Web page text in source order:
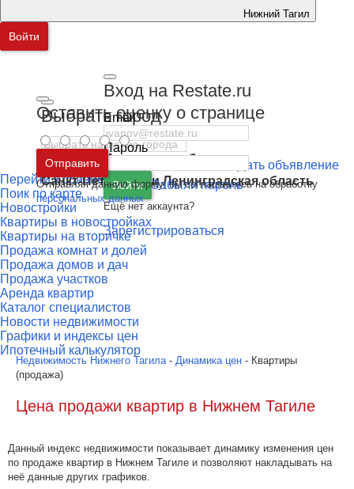
Нижний Тагил
Войти
Дать объявление
Перейти к сравнению
Поик по карте
Новостройки
Квартиры в новостройках
Квартиры на вторичке
Продажа комнат и долей
Продажа домов и дач
Продажа участков
Аренда квартир
Каталог специалистов
Новости недвижимости
Графики и индексы цен
Ипотечный калькулятор
Выбрать город
Москва и
Московская область
Санкт-Петербург иЛенинградская область
Вход на Restate.ru
Email
Пароль
Войти Забыли пароль
Ещё нет аккаунта?
Зарегистрироваться
Недвижимость Нижнего Тагила - Динамика цен - Квартиры
(продажа)
Цена продажи квартир в Нижнем Тагиле
Данный индекс недвижимости показывает динамику изменения цен
по продаже квартир в Нижнем Тагиле и позволяют накладывать на
неё данные других графиков.
Оставить оценку о странице
Отправить
Отправляя данную форму, вы соглашаетесь на обработку
персональных данных